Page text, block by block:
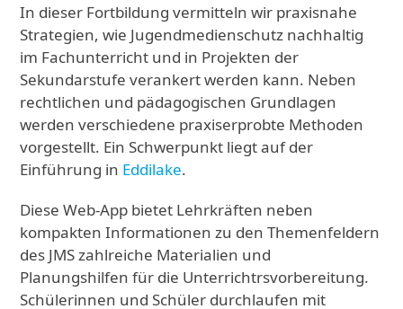
In dieser Fortbildung vermitteln wir praxisnahe
Strategien, wie Jugendmedienschutz nachhaltig
im Fachunterricht und in Projekten der
Sekundarstufe verankert werden kann. Neben
rechtlichen und pädagogischen Grundlagen
werden verschiedene praxiserprobte Methoden
vorgestellt. Ein Schwerpunkt liegt auf der
Einführung in Eddilake.
Diese Web-App bietet Lehrkräften neben
kompakten Informationen zu den Themenfeldern
des JMS zahlreiche Materialien und
Planungshilfen für die Unterrichtrsvorbereitung.
Schülerinnen und Schüler durchlaufen mit